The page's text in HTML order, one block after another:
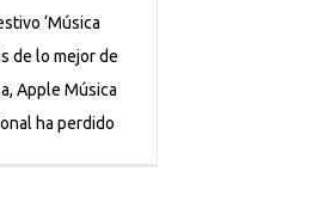
‘Música
de lo mejor de
Apple Música
ha perdido